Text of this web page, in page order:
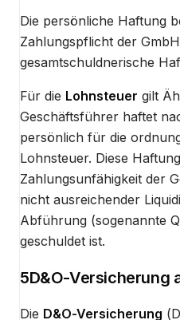
Die persönliche Haftung
Zahlungspflicht der
gesamtschuldnerische
Für die Lohnsteuer gilt
Geschäftsführer haftet
persönlich für die
Lohnsteuer. Diese
Zahlungsunfähigkeit der
nicht ausreichender
Abführung (sogenannte
geschuldet ist.
5D&O-Versicherung
Die D&O-Versicherung